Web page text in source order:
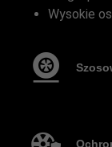
Wysokie